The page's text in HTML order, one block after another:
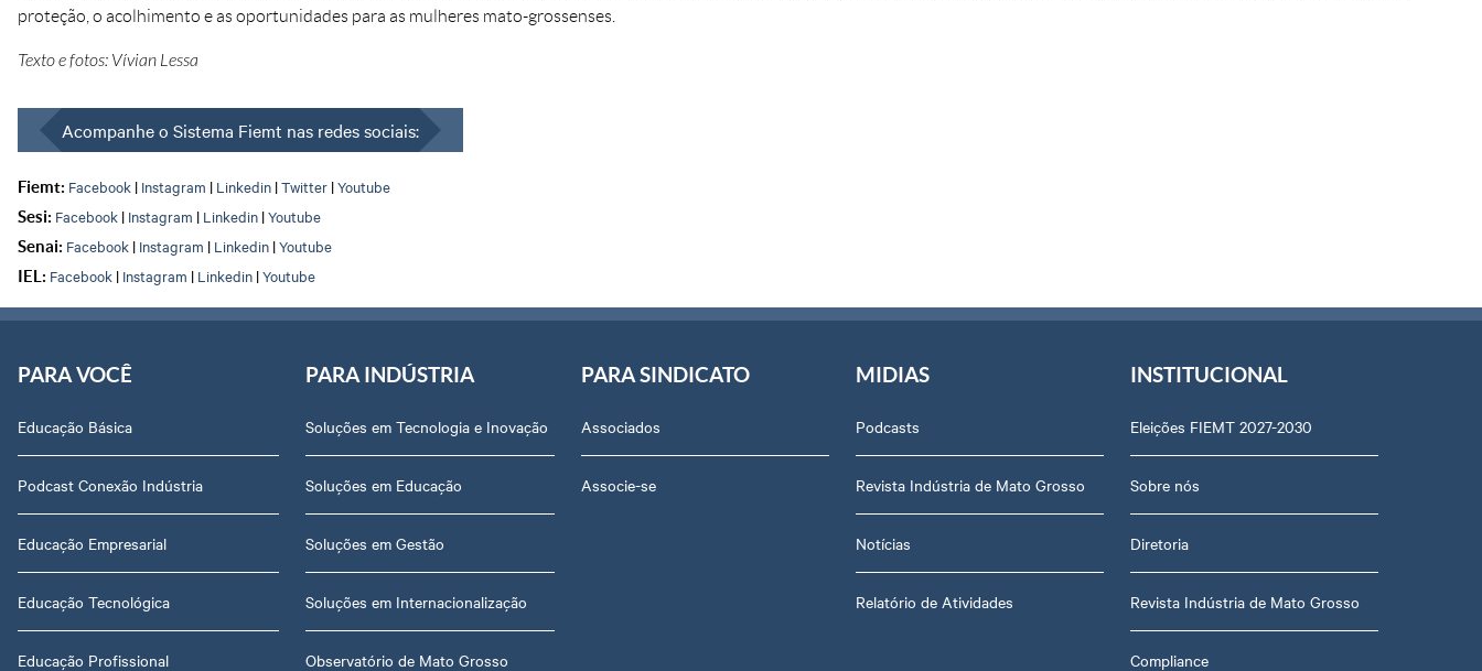
proteção, o acolhimento e as oportunidades para as mulheres mato-grossenses.
Texto e fotos: Vívian Lessa
Acompanhe o Sistema Fiemt nas redes sociais:
Fiemt: Facebook | Instagram | Linkedin |Twitter |Youtube
Sesi: Facebook | Instagram | Linkedin |Youtube
Senai: Facebook | Instagram | Linkedin |Youtube
IEL: Facebook | Instagram | Linkedin |Youtube
PARA VOCÊ
Educação Básica
Podcast Conexão Indústria
Educação Empresarial
Educação Tecnológica
Educação Profissional
PARA INDÚSTRIA
Soluções em Tecnologia e Inovação
Soluções em Educação
Soluções em Gestão
Soluções em Internacionalização
Observatório de Mato Grosso
PARA SINDICATO
Associados
Associe-se
MIDIAS
Podcasts
Revista Indústria de Mato Grosso
Notícias
Relatório de Atividades
INSTITUCIONAL
Eleições FIEMT 2027-2030
Sobre nós
Diretoria
Revista Indústria de Mato Grosso
Compliance